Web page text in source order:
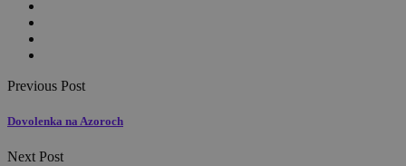
Previous Post
Dovolenka na Azoroch
Next Post